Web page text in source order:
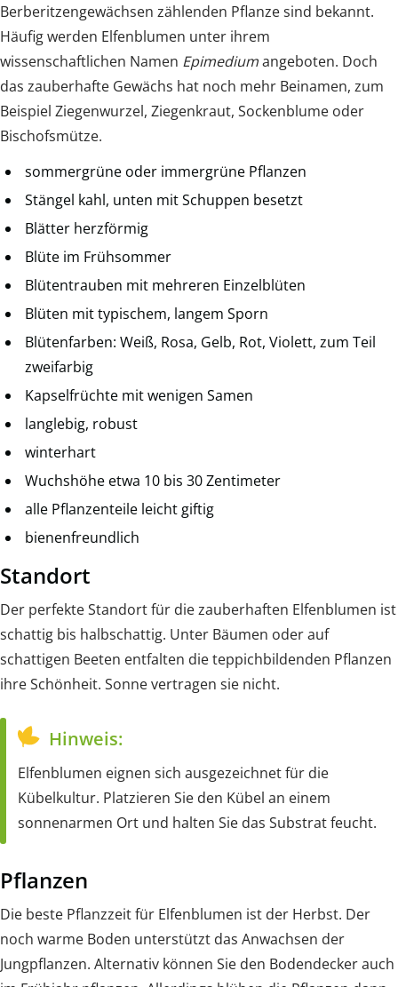
Berberitzengewächsen zählenden Pflanze sind bekannt.
Häufig werden Elfenblumen unter ihrem
wissenschaftlichen Namen Epimediumangeboten. Doch
das zauberhafte Gewächs hat noch mehr Beinamen, zum
Beispiel Ziegenwurzel, Ziegenkraut, Sockenblume oder
Bischofsmütze.
sommergrüne oder immergrüne Pflanzen
Stängel kahl, unten mit Schuppen besetzt
Blätter herzförmig
Blüte im Frühsommer
Blütentrauben mit mehreren Einzelblüten
Blüten mit typischem, langem Sporn
Blütenfarben: Weiß, Rosa, Gelb, Rot, Violett, zum Teil
zweifarbig
Kapselfrüchte mit wenigen Samen
langlebig, robust
winterhart
Wuchshöhe etwa 10 bis 30 Zentimeter
alle Pflanzenteile leicht giftig
bienenfreundlich
Standort
Der perfekte Standort für die zauberhaften Elfenblumen ist
schattig bis halbschattig. Unter Bäumen oder auf
schattigen Beeten entfalten die teppichbildenden Pflanzen
ihre Schönheit. Sonne vertragen sie nicht.
Hinweis:
Elfenblumen eignen sich ausgezeichnet für die
Kübelkultur. Platzieren Sie den Kübel an einem
sonnenarmen Ort und halten Sie das Substrat feucht.
Pflanzen
Die beste Pflanzzeit für Elfenblumen ist der Herbst. Der
noch warme Boden unterstützt das Anwachsen der
Jungpflanzen. Alternativ können Sie den Bodendecker auch